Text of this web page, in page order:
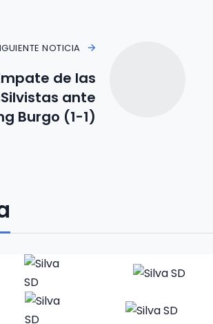
NOTICIA
de las
ante
Burgo (1-1)